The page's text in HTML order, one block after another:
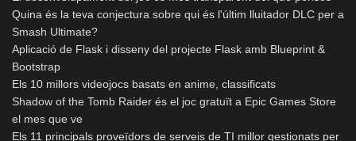
Quina és la teva conjectura sobre qui és l'últim lluitador DLC per a
Smash Ultimate?
Aplicació de Flask i disseny del projecte Flask amb Blueprint &
Bootstrap
Els 10 millors videojocs basats en anime, classificats
Shadow of the Tomb Raider és el joc gratuït a Epic Games Store
el mes que ve
Els 11 principals proveïdors de serveis de TI millor gestionats per